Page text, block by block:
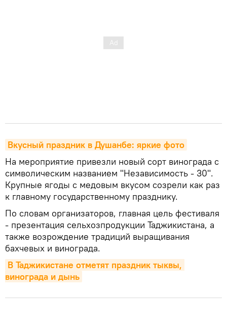
Вкусный праздник в Душанбе: яркие фото
На мероприятие привезли новый сорт винограда с
символическим названием "Независимость - 30".
Крупные ягоды с медовым вкусом созрели как раз
к главному государственному празднику.
По словам организаторов, главная цель фестиваля
- презентация сельхозпродукции Таджикистана, а
также возрождение традиций выращивания
бахчевых и винограда.
В Таджикистане отметят праздник тыквы,
винограда и дынь